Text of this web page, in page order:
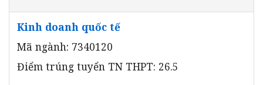
Kinh doanh quốc tế
Mã ngành: 7340120
Điểm trúng tuyển TN THPT: 26.5